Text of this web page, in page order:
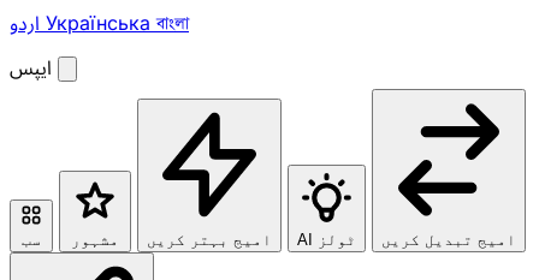
Українськаবাংলা
ایپس
سب مشہور امیج بہتر کریں AI ٹولز امیج تبدیل کریں